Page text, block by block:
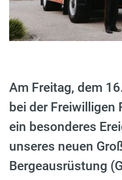
Am Freitag, dem
bei der Freiwilligen
ein besonderes
unseres neuen
Bergeausrüstung